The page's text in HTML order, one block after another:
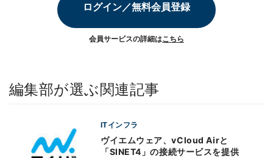
ログイン／無料会員登録
会員サービスの詳細はこちら
編集部が選ぶ関連記事
ITインフラ
ヴイエムウェア、vCloud Airと
「SINET4」の接続サービスを提供